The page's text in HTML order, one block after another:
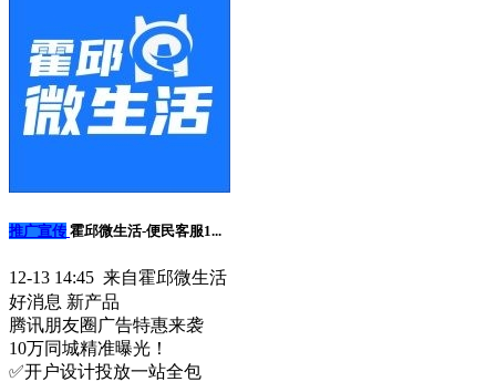
推广宣传 霍邱微生活-便民客服1...
12-13 14:45 来自霍邱微生活
好消息 新产品
腾讯朋友圈广告特惠来袭
10万同城精准曝光！
✅开户设计投放一站全包